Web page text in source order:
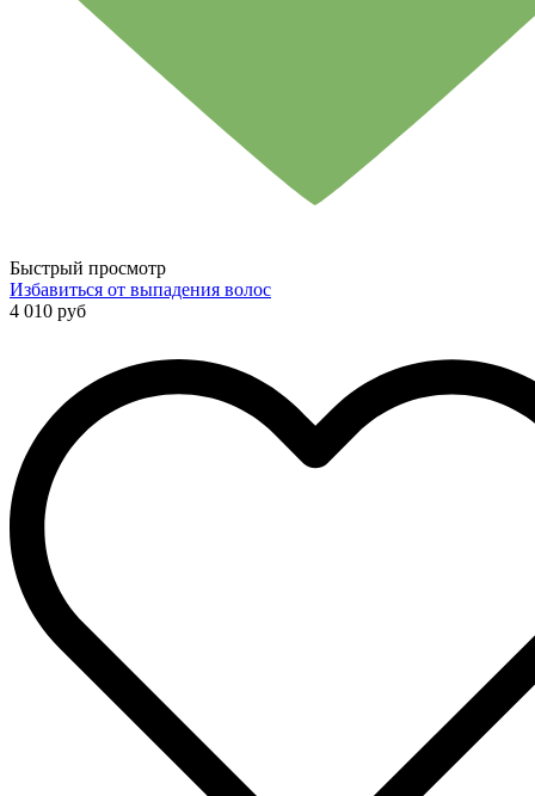
Быстрый просмотр
Избавиться от выпадения волос
4 010 руб